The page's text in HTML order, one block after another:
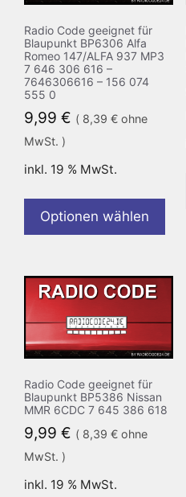
Radio Code geeignet für
Blaupunkt BP6306 Alfa
Romeo 147/ALFA 937 MP3
7 646 306 616 –
7646306616 – 156 074
555 0
9,99 € ( 8,39 € ohne
MwSt. )
inkl. 19 % MwSt.
Optionen wählen
Radio Code geeignet für
Blaupunkt BP5386 Nissan
MMR 6CDC 7 645 386 618
9,99 € ( 8,39 € ohne
MwSt. )
inkl. 19 % MwSt.